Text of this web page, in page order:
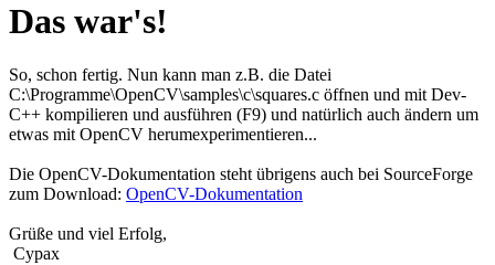
Das war's!
So, schon fertig. Nun kann man z.B. die Datei
C:\Programme\OpenCV\samples\c\squares.c öffnen und mit Dev-
C++ kompilieren und ausführen (F9) und natürlich auch ändern um
etwas mit OpenCV herumexperimentieren...
Die OpenCV-Dokumentation steht übrigens auch bei SourceForge
zum Download: OpenCV-Dokumentation
Grüße und viel Erfolg,
Cypax